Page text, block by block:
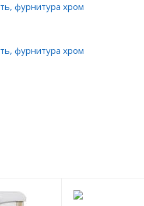
фурнитура хром
фурнитура хром